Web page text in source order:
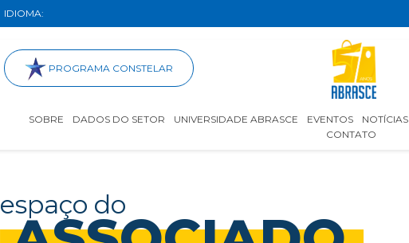
IDIOMA:
PROGRAMA CONSTELAR
SOBRE DADOS DO SETOR UNIVERSIDADE ABRASCE EVENTOS NOTÍCIAS
CONTATO
espaço do